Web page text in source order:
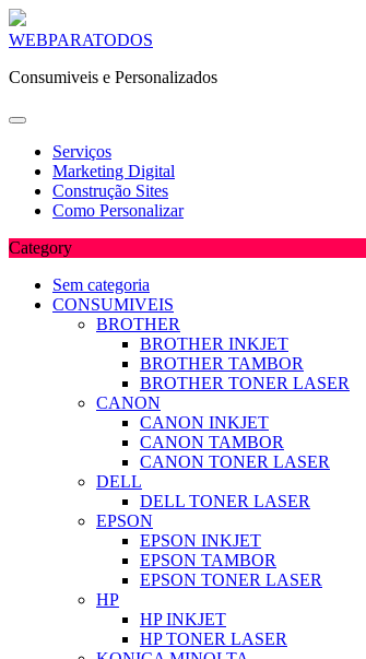
Skip
content
WEBPARATODOS
Consumiveis e Personalizados
Serviços
Marketing Digital
Construção Sites
Como Personalizar
Category
Sem categoria
CONSUMIVEIS
BROTHER
BROTHER INKJET
BROTHER TAMBOR
BROTHER TONER LASER
CANON
CANON INKJET
CANON TAMBOR
CANON TONER LASER
DELL
DELL TONER LASER
EPSON
EPSON INKJET
EPSON TAMBOR
EPSON TONER LASER
HP
HP INKJET
HP TONER LASER